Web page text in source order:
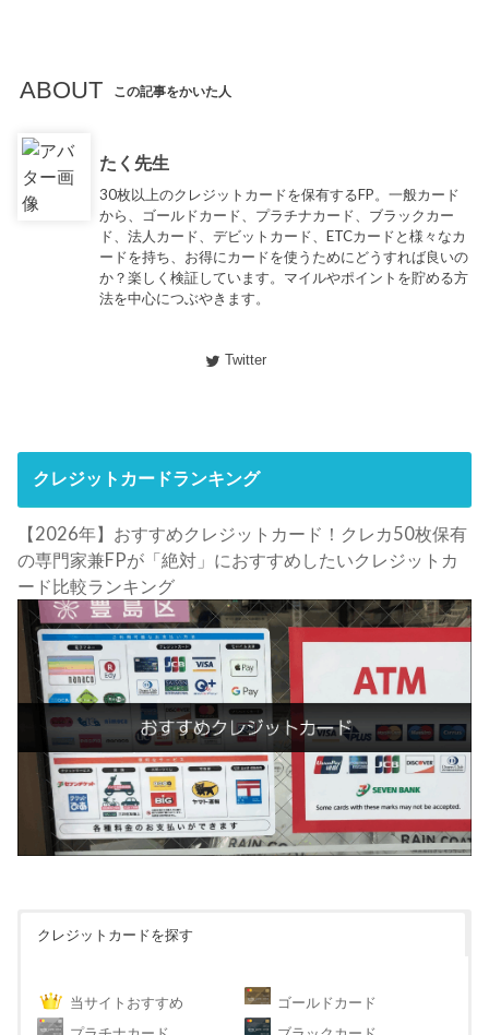
ABOUT この記事をかいた人
たく先生
30枚以上のクレジットカードを保有するFP。一般カード
から、ゴールドカード、プラチナカード、ブラックカー
ド、法人カード、デビットカード、ETCカードと様々なカ
ードを持ち、お得にカードを使うためにどうすれば良いの
か？楽しく検証しています。マイルやポイントを貯める方
法を中心につぶやきます。
Twitter
クレジットカードランキング
【2026年】おすすめクレジットカード！クレカ50枚保有
の専門家兼FPが「絶対」におすすめしたいクレジットカ
ード比較ランキング
クレジットカードを探す
当サイトおすすめ
ゴールドカード